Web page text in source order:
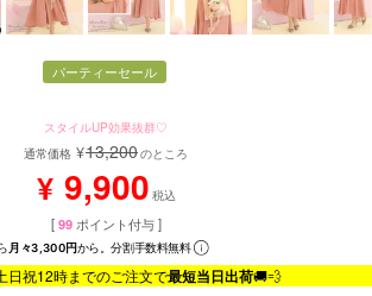
パーティーセール
スタイルUP効果抜群♡
通常価格 ¥13,200のところ
¥ 9,900 税込
[ 99 ポイント付与 ]
月々3,300円から。分割手数料無料
日祝12時までのご注文で最短当日出荷🚚💨